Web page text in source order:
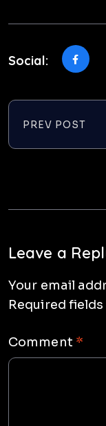
Social:
PREV POST
Leave a
Your email
Required
Comment *